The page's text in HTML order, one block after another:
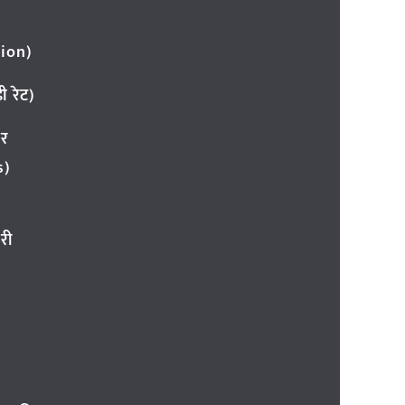
रेट)